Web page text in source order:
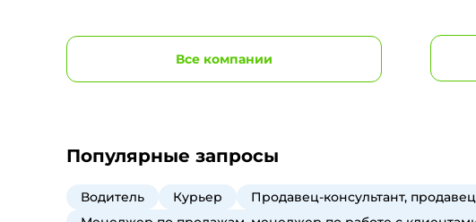
Все компании
Популярные запросы
Водитель Курьер Продавец-консультант,